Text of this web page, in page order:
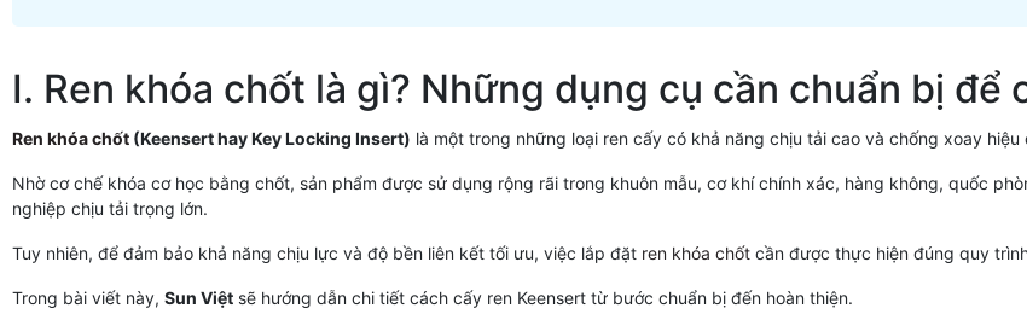
I. Ren khóa chốt là gì? Những dụng cụ cần chuẩn bị để
Ren khóa chốt (Keensert hay Key Locking Insert) là một trong những loại ren cấy có khả năng chịu tải cao và chống xoay hiệu
Nhờ cơ chế khóa cơ học bằng chốt, sản phẩm được sử dụng rộng rãi trong khuôn mẫu, cơ khí chính xác, hàng không, quốc
nghiệp chịu tải trọng lớn.
Tuy nhiên, để đảm bảo khả năng chịu lực và độ bền liên kết tối ưu, việc lắp đặt ren khóa chốt cần được thực hiện đúng quy
Trong bài viết này, Sun Việt sẽ hướng dẫn chi tiết cách cấy ren Keensert từ bước chuẩn bị đến hoàn thiện.